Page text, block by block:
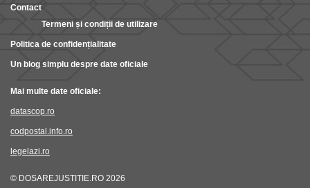
Contact
Termeni și condiții de utilizare
Politica de confidențialitate
Un blog simplu despre date oficiale
Mai multe date oficiale:
datascop.ro
codpostal.info.ro
legelazi.ro
© DOSAREJUSTITIE.RO 2026